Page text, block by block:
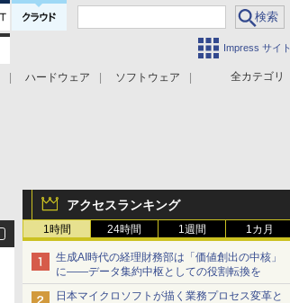
Impress サイト
全カテゴリ
ハードウェア
ソフトウェア
アクセスランキング
1時間 24時間 1週間 1カ月
生成AI時代の経理財務部は「価値創出の中核」
に――データ集約中枢としての役割転換を
日本マイクロソフトが描く業務プロセス変革と